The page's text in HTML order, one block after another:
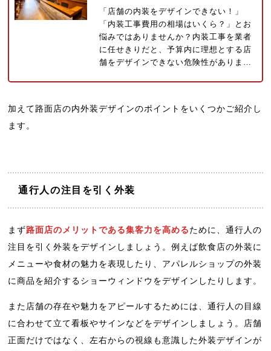
「店舗の内装をデザインできない！」
「内装工事費用の相場はいくら？」とお
悩みではありませんか？内装工事を業者
に任せきりだと、予算内に理想とする店
舗をデザインできない危険性がありま…
加えて路面店の内外装デザインのポイントをいくつかご紹介し
ます。
通行人の注目を引く外装
まず路面店のメリットである集客力を高めるために、通行人の
注目を引く外装をデザインしましょう。例えば飲食店の外装に
メニューや食材の魅力を表現したり、アパレルショップの外装
に商品を紹介するショーウィンドウをデザインしたりします。
また店舗の存在や魅力をアピールするためには、通行人の目線
に合わせて立て看板やサインなどをデザインしましょう。店舗
正面だけではなく、左右からの視線も意識した外装デザインが